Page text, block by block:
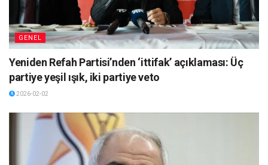
GENEL
Yeniden Refah Partisi’nden ‘ittifak’ açıklaması: Üç
partiye yeşil ışık, iki partiye veto
2026-02-02